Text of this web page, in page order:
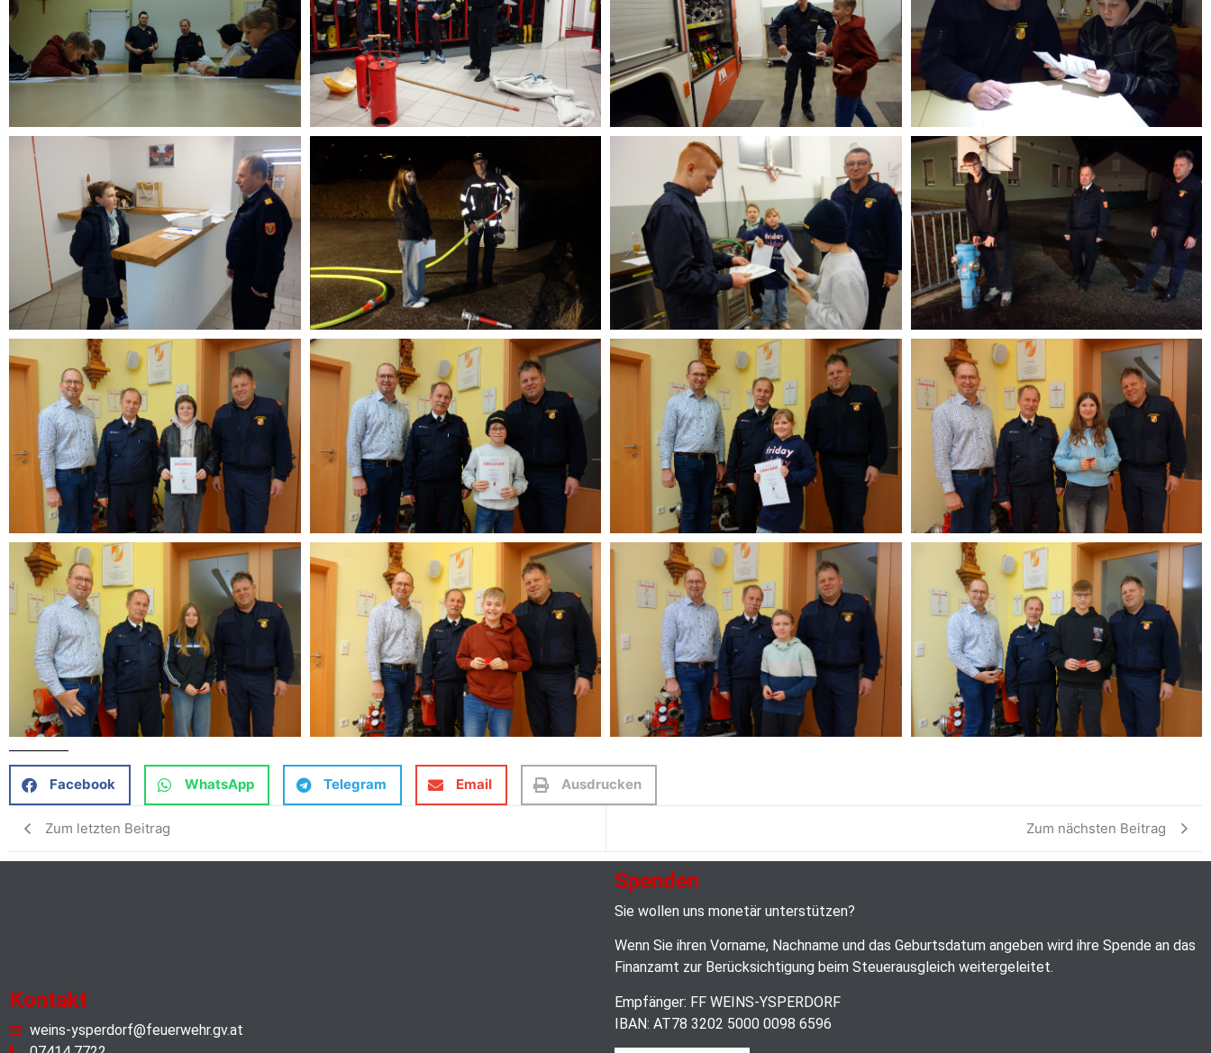
Facebook WhatsApp Telegram Email Ausdrucken
Zum letzten Beitrag Zum nächsten Beitrag
Kontakt
weins-ysperdorf@feuerwehr.gv.at
Spenden
Sie wollen uns monetär unterstützen?
Wenn Sie ihren Vorname, Nachname und das Geburtsdatum angeben wird ihre Spende an das
Finanzamt zur Berücksichtigung beim Steuerausgleich weitergeleitet.
Empfänger: FF WEINS-YSPERDORF
IBAN: AT78 3202 5000 0098 6596